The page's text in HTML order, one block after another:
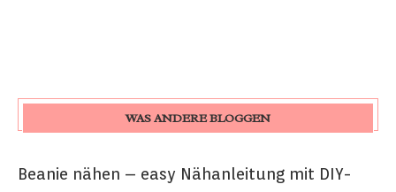
WAS ANDERE BLOGGEN
Beanie nähen – easy Nähanleitung mit DIY-